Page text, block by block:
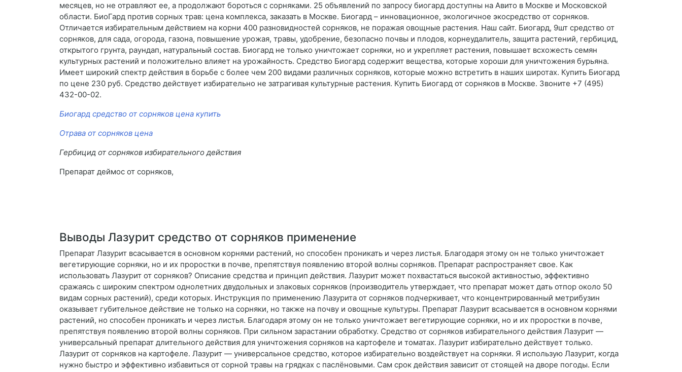
месяцев, но не отравляют ее, а продолжают бороться с сорняками. 25 объявлений по запросу биогард доступны на Авито в Москве и Московской
области. БиоГард против сорных трав: цена комплекса, заказать в Москве. Биогард – инновационное, экологичное экосредство от сорняков.
Отличается избирательным действием на корни 400 разновидностей сорняков, не поражая овощные растения. Наш сайт. Биогард, 9шт средство от
сорняков, для сада, огорода, газона, повышение урожая, травы, удобрение, безопасно почвы и плодов, корнеудалитель, защита растений, гербицид,
открытого грунта, раундап, натуральный состав. Биогард не только уничтожает сорняки, но и укрепляет растения, повышает всхожесть семян
культурных растений и положительно влияет на урожайность. Средство Биогард содержит вещества, которые хороши для уничтожения бурьяна.
Имеет широкий спектр действия в борьбе с более чем 200 видами различных сорняков, которые можно встретить в наших широтах. Купить Биогард
по цене 230 руб. Средство действует избирательно не затрагивая культурные растения. Купить Биогард от сорняков в Москве. Звоните +7 (495)
432-00-02.
Биогард средство от сорняков цена купить
Отрава от сорняков цена
Гербицид от сорняков избирательного действия
Препарат деймос от сорняков,
Выводы Лазурит средство от сорняков применение
Препарат Лазурит всасывается в основном корнями растений, но способен проникать и через листья. Благодаря этому он не только уничтожает
вегетирующие сорняки, но и их проростки в почве, препятствуя появлению второй волны сорняков. Препарат распространяет свое. Как
использовать Лазурит от сорняков? Описание средства и принцип действия. Лазурит может похвастаться высокой активностью, эффективно
сражаясь с широким спектром однолетних двудольных и злаковых сорняков (производитель утверждает, что препарат может дать отпор около 50
видам сорных растений), среди которых. Инструкция по применению Лазурита от сорняков подчеркивает, что концентрированный метрибузин
оказывает губительное действие не только на сорняки, но также на почву и овощные культуры. Препарат Лазурит всасывается в основном корнями
растений, но способен проникать и через листья. Благодаря этому он не только уничтожает вегетирующие сорняки, но и их проростки в почве,
препятствуя появлению второй волны сорняков. При сильном зарастании обработку. Средство от сорняков избирательного действия Лазурит —
универсальный препарат длительного действия для уничтожения сорняков на картофеле и томатах. Лазурит избирательно действует только.
Лазурит от сорняков на картофеле. Лазурит — универсальное средство, которое избирательно воздействует на сорняки. Я использую Лазурит, когда
нужно быстро и эффективно избавиться от сорной травы на грядках с паслёновыми. Сам срок действия зависит от стоящей на дворе погоды. Если